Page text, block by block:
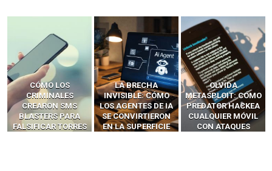
LA BRECHA
INVISIBLE: CÓMO
LOS AGENTES DE IA
SE CONVIRTIERON
EN LA SUPERFICIE
OLVIDA
METASPLOIT: CÓMO
PREDATOR HACKEA
CUALQUIER MÓVIL
CON ATAQUES
CÓMO LOS HACKERS
INTERCEPTAN OTPS
Y LLAMADAS
MÓVILES SIN
‘HACKEAR’ — EL